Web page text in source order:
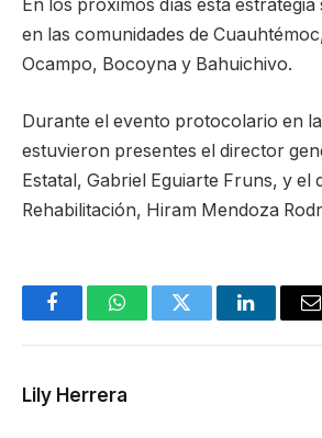
En los próximos días esta
en las comunidades de
Ocampo, Bocoyna y Bahuichivo.
Durante el evento protocolario en
estuvieron presentes el director
Estatal, Gabriel Eguiarte Fruns, y el
Rehabilitación, Hiram Mendoza
FacebookWhatsAppTwitter LinkedIn
Lily Herrera